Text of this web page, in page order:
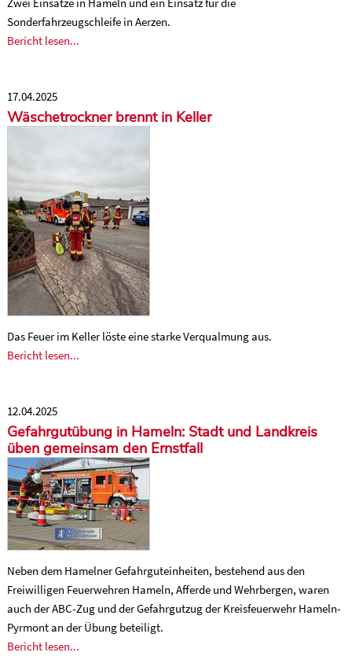
Sonderfahrzeugschleife in Aerzen.
Bericht lesen...
17.04.2025
Wäschetrockner brennt in Keller
Das Feuer im Keller löste eine starke Verqualmung aus.
Bericht lesen...
12.04.2025
Gefahrgutübung in Hameln: Stadt und Landkreis
üben gemeinsam den Ernstfall
Neben dem Hamelner Gefahrguteinheiten, bestehend aus den
Freiwilligen Feuerwehren Hameln, Afferde und Wehrbergen, waren
auch der ABC-Zug und der Gefahrgutzug der Kreisfeuerwehr Hameln-
Pyrmont an der Übung beteiligt.
Bericht lesen...